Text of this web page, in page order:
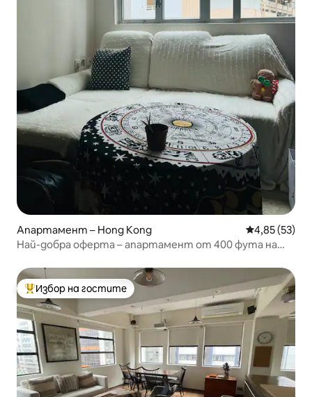
Апартамент – Hong Kong Средна
4,85 (53)
Най-добра оферта – апартамент от 400 фута на
Най-популярен избор на гостите
Избор на гостите